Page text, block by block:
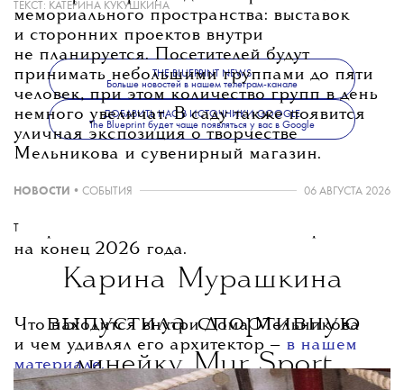
мемориального пространства: выставок
и сторонних проектов внутри
не планируется. Посетителей будут
принимать небольшими группами до пяти
человек, при этом количество групп в день
немного увеличат. В саду также появится
уличная экспозиция о творчестве
Мельникова и сувенирный магазин.
Открытие для посетителей запланировано
на конец 2026 года.
Что находится внутри Дома Мельникова
и чем удивлял его архитектор — в нашем
материале.
ТЕКСТ: КАТЕРИНА КУКУШКИНА
THE BLUEPRINT NEWS
Больше новостей в нашем телеграм-канале
ДОБАВИТЬ НАС В ИСТОЧНИКИ GOOGLE
The Blueprint будет чаще появляться у вас в Google
НОВОСТИ • СОБЫТИЯ 06 АВГУСТА 2026
T
Карина Мурашкина
выпустила спортивную
линейку Mur Sport